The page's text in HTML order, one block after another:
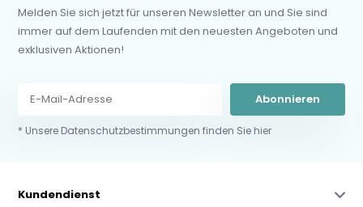
Melden Sie sich jetzt für unseren Newsletter an und Sie sind
immer auf dem Laufenden mit den neuesten Angeboten und
exklusiven Aktionen!
Abonnieren
* Unsere Datenschutzbestimmungen finden Sie hier
Kundendienst